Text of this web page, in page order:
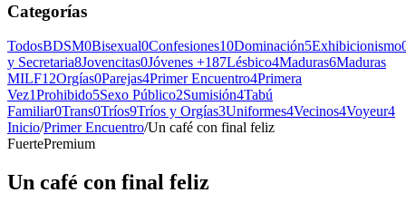
Categorías
TodosBDSM0Bisexual0Confesiones10Dominación5Exhibicionismo
y Secretaria8Jovencitas0Jóvenes +187Lésbico4Maduras6Maduras
MILF12Orgías0Parejas4Primer Encuentro4Primera
Vez1Prohibido5Sexo Público2Sumisión4Tabú
Familiar0Trans0Tríos9Tríos y Orgías3Uniformes4Vecinos4Voyeur4
Inicio/Primer Encuentro/Un café con final feliz
FuertePremium
Un café con final feliz